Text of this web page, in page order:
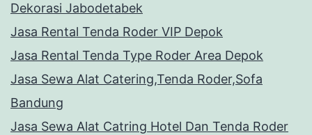
Dekorasi Jabodetabek
Jasa Rental Tenda Roder VIP Depok
Jasa Rental Tenda Type Roder Area Depok
Jasa Sewa Alat Catering,Tenda Roder,Sofa
Bandung
Jasa Sewa Alat Catring Hotel Dan Tenda Roder